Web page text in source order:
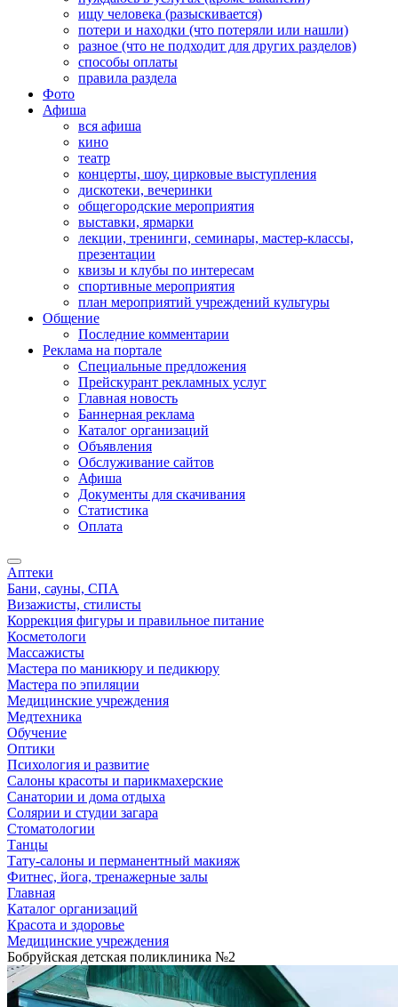
ищу человека (разыскивается)
потери и находки (что потеряли или нашли)
разное (что не подходит для других разделов)
способы оплаты
правила раздела
Фото
Афиша
вся афиша
кино
театр
концерты, шоу, цирковые выступления
дискотеки, вечеринки
общегородские мероприятия
выставки, ярмарки
лекции, тренинги, семинары, мастер-классы,
презентации
квизы и клубы по интересам
спортивные мероприятия
план мероприятий учреждений культуры
Общение
Последние комментарии
Реклама на портале
Специальные предложения
Прейскурант рекламных услуг
Главная новость
Баннерная реклама
Каталог организаций
Объявления
Обслуживание сайтов
Афиша
Документы для скачивания
Статистика
Оплата
Аптеки
Бани, сауны, СПА
Визажисты, стилисты
Коррекция фигуры и правильное питание
Косметологи
Массажисты
Мастера по маникюру и педикюру
Мастера по эпиляции
Медицинские учреждения
Медтехника
Обучение
Оптики
Психология и развитие
Салоны красоты и парикмахерские
Санатории и дома отдыха
Солярии и студии загара
Стоматологии
Танцы
Тату-салоны и перманентный макияж
Фитнес, йога, тренажерные залы
Главная
Каталог организаций
Красота и здоровье
Медицинские учреждения
Бобруйская детская поликлиника №2